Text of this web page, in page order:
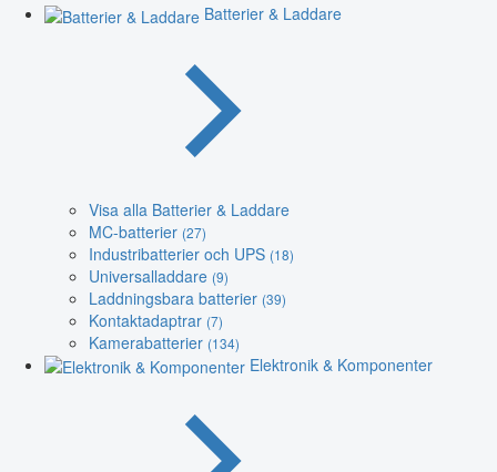
Batterier & Laddare
Visa alla Batterier & Laddare
MC-batterier (27)
Industribatterier och UPS (18)
Universalladdare (9)
Laddningsbara batterier (39)
Kontaktadaptrar (7)
Kamerabatterier (134)
Elektronik & Komponenter